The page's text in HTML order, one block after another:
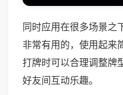
同时应用在很多场景之
非常有用的，使用起来
打牌时可以合理调整牌
好友间互动乐趣。